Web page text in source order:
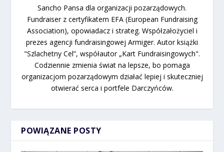
Sancho Pansa dla organizacji pozarządowych.
Fundraiser z certyfikatem EFA (European Fundraising
Association), opowiadacz i strateg. Współzałożyciel i
prezes agencji fundraisingowej Armiger. Autor książki
"Szlachetny Cel”, współautor „Kart Fundraisingowych".
Codziennie zmienia świat na lepsze, bo pomaga
organizacjom pozarządowym działać lepiej i skuteczniej
otwierać serca i portfele Darczyńców.
POWIĄZANE POSTY